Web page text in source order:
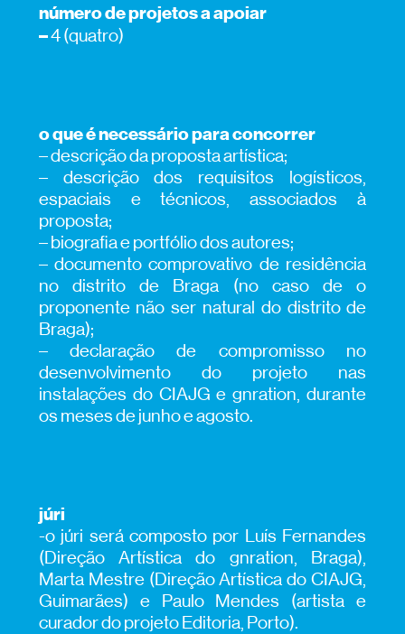
número de projetos a apoiar
–4 (quatro)
o que é necessário para concorrer
– descrição da proposta artística;
– descrição dos requisitos logísticos,
espaciais e técnicos, associados à
proposta;
– biografia e portfólio dos autores;
– documento comprovativo de residência
no distrito de Braga (no caso de o
proponente não ser natural do distrito de
Braga);
– declaração de compromisso no
desenvolvimento do projeto nas
instalações do CIAJG e gnration, durante
os meses de junho e agosto.
júri
-o júri será composto por Luís Fernandes
(Direção Artística do gnration, Braga),
Marta Mestre (Direção Artística do CIAJG,
Guimarães) e Paulo Mendes (artista e
curador do projeto Editoria, Porto).